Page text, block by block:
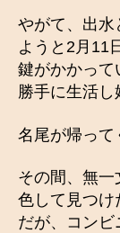
やがて、出水
ようと2月11
鍵がかかって
勝手に生活し
名尾が帰って
その間、無
色して見つけ
だが、コン